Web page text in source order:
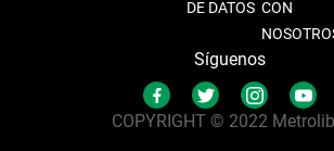
DE DATOS CON
Síguenos
COPYRIGHT © 2022